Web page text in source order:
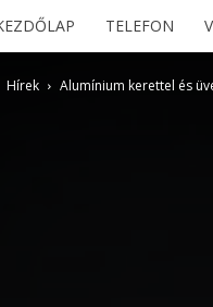
TELEFON
Hírek Alumínium kerettel és